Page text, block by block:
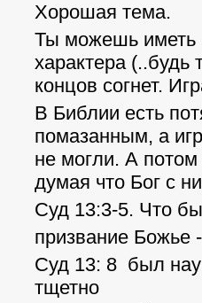
Хорошая тема.
Ты можешь иметь
характера (..будь
концов согнет.
В Библии есть
помазанным, а
не могли. А
думая что Бог с
Суд 13:3-5. Что
призвание Божье
Суд 13: 8 был
тщетно